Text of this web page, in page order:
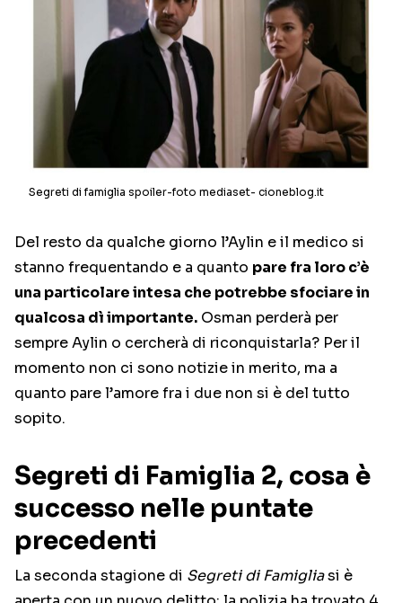
Segreti di famiglia spoiler-foto mediaset- cioneblog.it
Del resto da qualche giorno l’Aylin e il medico si
stanno frequentando e a quanto pare fra loro c’è
una particolare intesa che potrebbe sfociare in
qualcosa dì importante. Osman perderà per
sempre Aylin o cercherà di riconquistarla? Per il
momento non ci sono notizie in merito, ma a
quanto pare l’amore fra i due non si è del tutto
sopito.
Segreti di Famiglia 2, cosa è
successo nelle puntate
precedenti
La seconda stagione di Segreti di Famigliasi è